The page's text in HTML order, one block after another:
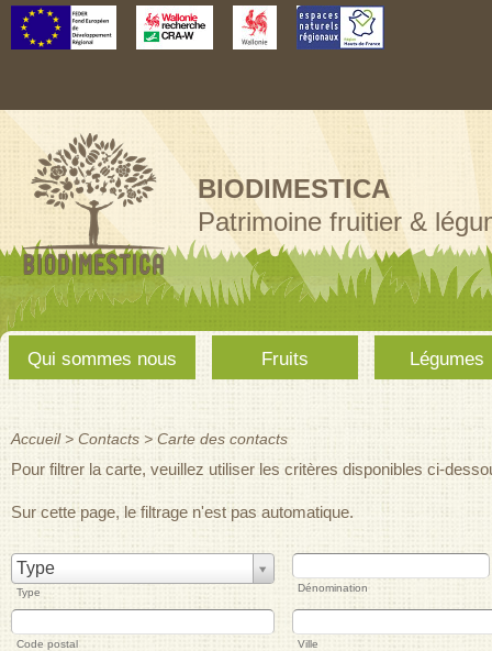
Aller au
contenu
BIODIMESTICA
Patrimoine fruitier &
Menu
principal
Qui sommes nous Fruits Légumes
Vous êtes ici
Accueil > Contacts > Carte des contacts
Pour filtrer la carte, veuillez utiliser les critères disponibles ci-
Sur cette page, le filtrage n'est pas automatique.
Type
Type Dénomination
Code postal Ville